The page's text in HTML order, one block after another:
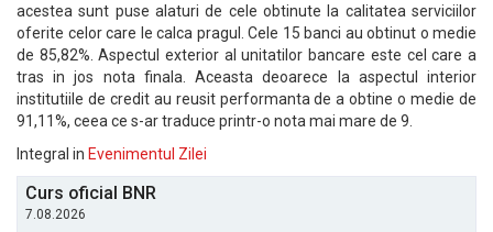
acestea sunt puse alaturi de cele obtinute la calitatea serviciilor
oferite celor care le calca pragul. Cele 15 banci au obtinut o medie
de 85,82%. Aspectul exterior al unitatilor bancare este cel care a
tras in jos nota finala. Aceasta deoarece la aspectul interior
institutiile de credit au reusit performanta de a obtine o medie de
91,11%, ceea ce s-ar traduce printr-o nota mai mare de 9.
Integral in Evenimentul Zilei
Curs oficial BNR
7.08.2026